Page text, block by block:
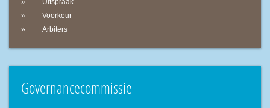
Uitspraak
Voorkeur
Arbiters
Governancecommissie